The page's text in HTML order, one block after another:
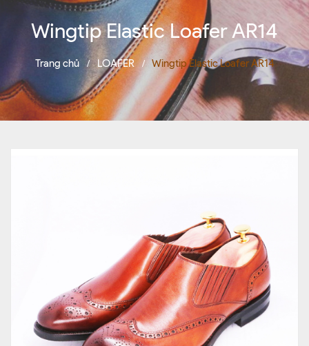
Wingtip Elastic Loafer AR14
Trang chủ / LOAFER / Wingtip Elastic Loafer AR14